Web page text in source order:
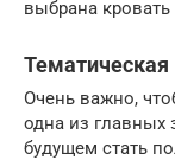
выбрана
Тематическая
Очень важно,
одна из главных
будущем стать